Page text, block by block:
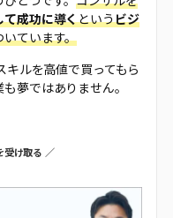
て成功に導くというビジ
いています。
ルを高値で買ってもら
夢ではありません。
受け取る ／